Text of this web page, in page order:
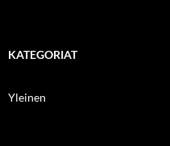
KATEGORIAT
Yleinen